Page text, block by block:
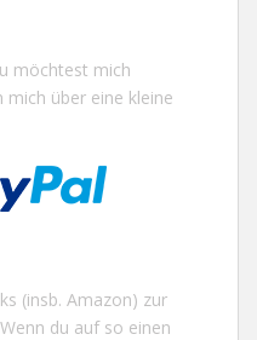
möchtest mich
über eine kleine
(insb. Amazon) zur
du auf so einen